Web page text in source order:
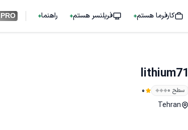
کارفرما هستم فریلنسر هستم راهنما PRO
lithium71
سطح ۰ 0
Tehran